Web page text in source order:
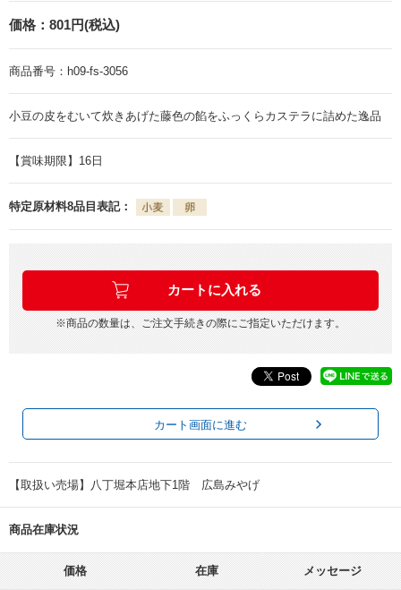
価格： 801円(税込)
商品番号： h09-fs-3056
小豆の皮をむいて炊きあげた藤色の餡をふっくらカステラに詰めた逸品
【賞味期限】16日
特定原材料8品目表記：
※商品の数量は、ご注文手続きの際にご指定いただけます。
カート画面に進む
【取扱い売場】八丁堀本店地下1階 広島みやげ
商品在庫状況
価格 在庫 メッセージ